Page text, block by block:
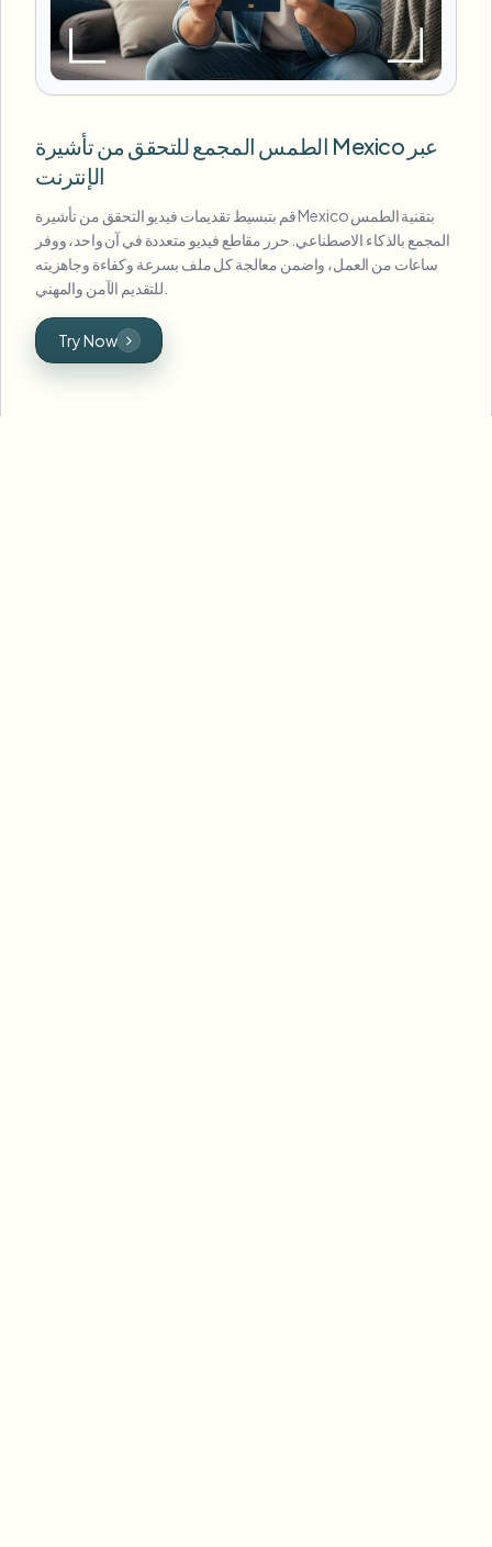
الطمس المجمع للتحقق من تأشيرة Mexico عبر
الإنترنت
قم بتبسيط تقديمات فيديو التحقق من تأشيرة Mexico بتقنية الطمس
المجمع بالذكاء الاصطناعي. حرر مقاطع فيديو متعددة في آن واحد، ووفر
ساعات من العمل، واضمن معالجة كل ملف بسرعة وكفاءة وجاهزيته
Try Now